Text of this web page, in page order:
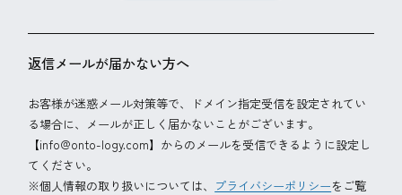
返信メールが届かない方へ
お客様が迷惑メール対策等で、ドメイン指定受信を設定されてい
る場合に、メールが正しく届かないことがございます。
【info@onto-logy.com】からのメールを受信できるように設定し
てください。
※個人情報の取り扱いについては、 プライバシーポリシーをご覧